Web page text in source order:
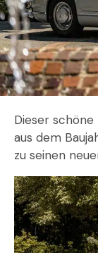
Dieser
aus dem
zu seinen